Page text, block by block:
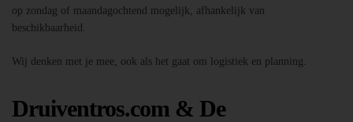
op zondag of maandagochtend mogelijk, afhankelijk van
beschikbaarheid.
Wij denken met je mee, ook als het gaat om logistiek en planning.
Druiventros.com & De